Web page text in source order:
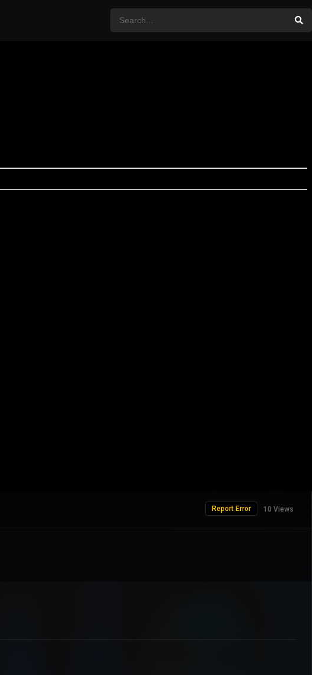
10 Views
Report Error